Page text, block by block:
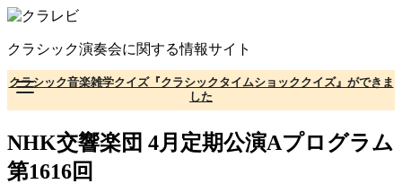
コ
テ
ン
ツ
へ
動
クラシック演奏会に関する情報サイト
クラシック音楽雑学クイズ『クラシックタイムショッククイズ』ができま
した
NHK交響楽団 4月定期公演Aプログラム
第1616回